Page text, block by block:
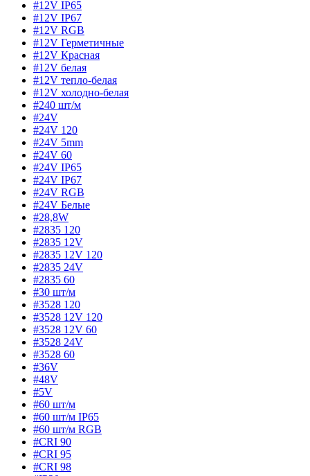
#12V IP65
#12V IP67
#12V RGB
#12V Герметичные
#12V Красная
#12V белая
#12V тепло-белая
#12V холодно-белая
#240 шт/м
#24V
#24V 120
#24V 5mm
#24V 60
#24V IP65
#24V IP67
#24V RGB
#24V Белые
#28,8W
#2835 120
#2835 12V
#2835 12V 120
#2835 24V
#2835 60
#30 шт/м
#3528 120
#3528 12V 120
#3528 12V 60
#3528 24V
#3528 60
#36V
#48V
#5V
#60 шт/м
#60 шт/м IP65
#60 шт/м RGB
#CRI 90
#CRI 95
#CRI 98